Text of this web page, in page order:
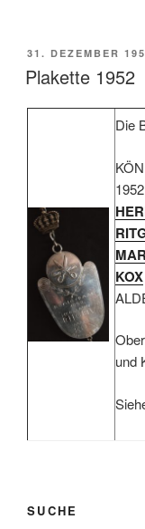
VERÖFFENTLICHT
AM
31. DEZEMBER
Plakette 1952
Die
1952
KOX
und
SUCHE